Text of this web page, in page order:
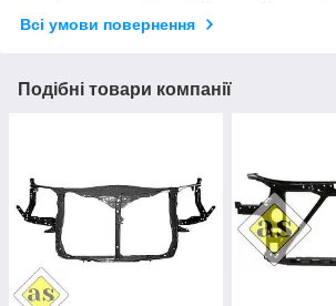
Всі умови повернення
Подібні товари компанії